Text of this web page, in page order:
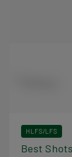
HLFS/LFS
Best